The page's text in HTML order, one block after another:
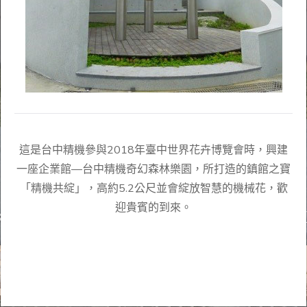
-智慧工廠 A棟-行政大樓 戶外-生態園區
創意基地
頂樓太陽能-太陽
量(1999.62